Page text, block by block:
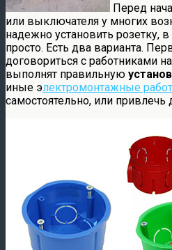
Перед
или выключателя у многих
надежно установить розетку, в
просто. Есть два варианта.
договориться с работниками
выполнят правильную
иные электромонтажные
самостоятельно, или